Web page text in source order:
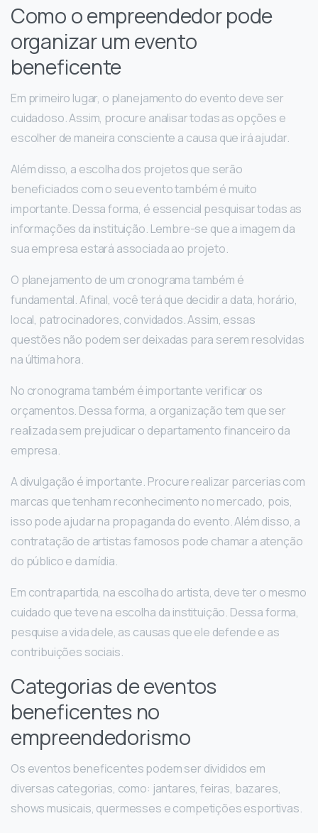
Como o empreendedor pode
organizar um evento
beneficente
Em primeiro lugar, o planejamento do evento deve ser
cuidadoso. Assim, procure analisar todas as opções e
escolher de maneira consciente a causa que irá ajudar.
Além disso, a escolha dos projetos que serão
beneficiados com o seu evento também é muito
importante. Dessa forma, é essencial pesquisar todas as
informações da instituição. Lembre-se que a imagem da
sua empresa estará associada ao projeto.
O planejamento de um cronograma também é
fundamental. Afinal, você terá que decidir a data, horário,
local, patrocinadores, convidados. Assim, essas
questões não podem ser deixadas para serem resolvidas
na última hora.
No cronograma também é importante verificar os
orçamentos. Dessa forma, a organização tem que ser
realizada sem prejudicar o departamento financeiro da
empresa.
A divulgação é importante. Procure realizar parcerias com
marcas que tenham reconhecimento no mercado, pois,
isso pode ajudar na propaganda do evento. Além disso, a
contratação de artistas famosos pode chamar a atenção
do público e da mídia.
Em contrapartida, na escolha do artista, deve ter o mesmo
cuidado que teve na escolha da instituição. Dessa forma,
pesquise a vida dele, as causas que ele defende e as
contribuições sociais.
Categorias de eventos
beneficentes no
empreendedorismo
Os eventos beneficentes podem ser divididos em
diversas categorias, como: jantares, feiras, bazares,
shows musicais, quermesses e competições esportivas.